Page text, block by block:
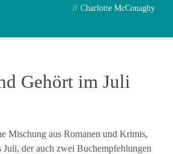
// Charlotte McConaghy
Gehört im Juli
Mischung aus Romanen und Krimis,
Juli, der auch zwei Buchempfehlungen